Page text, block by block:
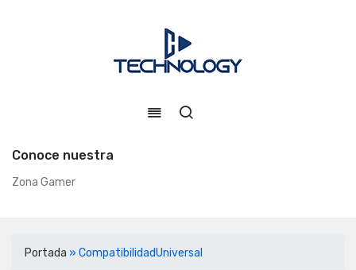
Conoce nuestra
Zona Gamer
Portada » CompatibilidadUniversal